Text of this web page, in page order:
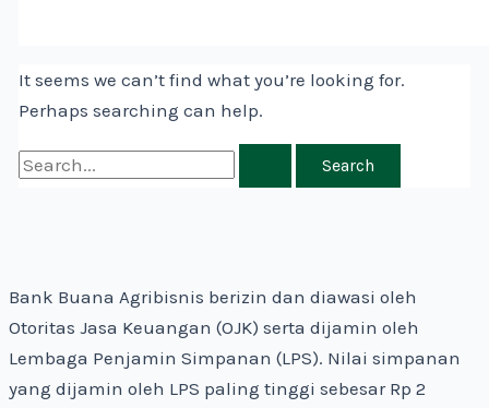
It seems we can’t find what you’re looking for.
Perhaps searching can help.
Bank Buana Agribisnis berizin dan diawasi oleh
Otoritas Jasa Keuangan (OJK) serta dijamin oleh
Lembaga Penjamin Simpanan (LPS). Nilai simpanan
yang dijamin oleh LPS paling tinggi sebesar Rp 2